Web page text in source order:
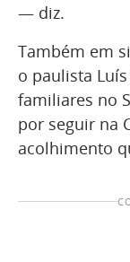
— diz.
Também em
o paulista
familiares no
por seguir na
acolhimento